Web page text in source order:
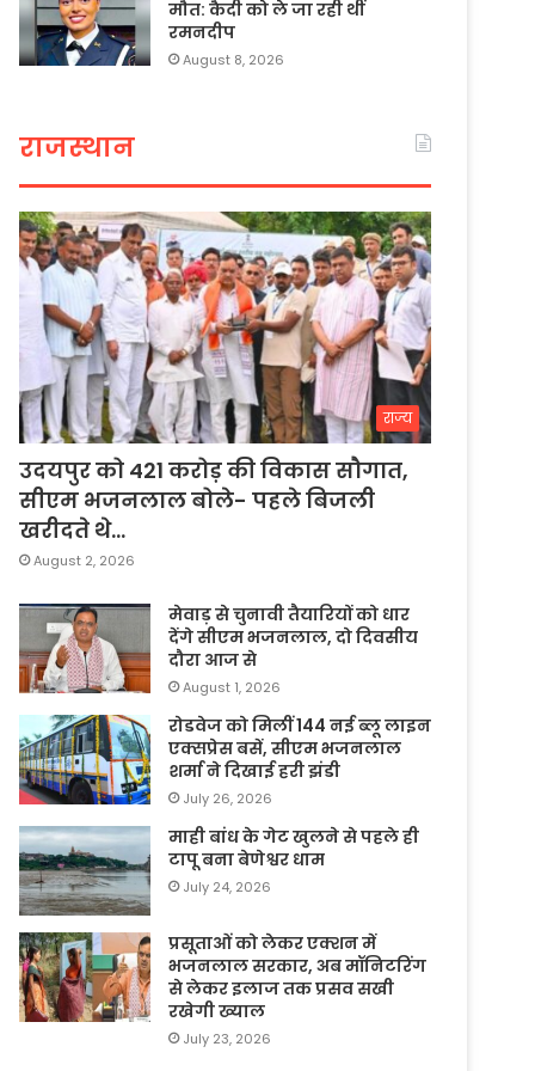
माैत: कैदी को ले जा रही थीं
रमनदीप
August 8, 2026
राजस्थान
राज्य
उदयपुर को 421 करोड़ की विकास सौगात,
सीएम भजनलाल बोले- पहले बिजली
खरीदते थे…
August 2, 2026
मेवाड़ से चुनावी तैयारियों को धार
देंगे सीएम भजनलाल, दो दिवसीय
दौरा आज से
August 1, 2026
रोडवेज को मिलीं 144 नई ब्लू लाइन
एक्सप्रेस बसें, सीएम भजनलाल
शर्मा ने दिखाई हरी झंडी
July 26, 2026
माही बांध के गेट खुलने से पहले ही
टापू बना बेणेश्वर धाम
July 24, 2026
प्रसूताओं को लेकर एक्शन में
भजनलाल सरकार, अब मॉनिटरिंग
से लेकर इलाज तक प्रसव सखी
रखेगी ख्याल
July 23, 2026